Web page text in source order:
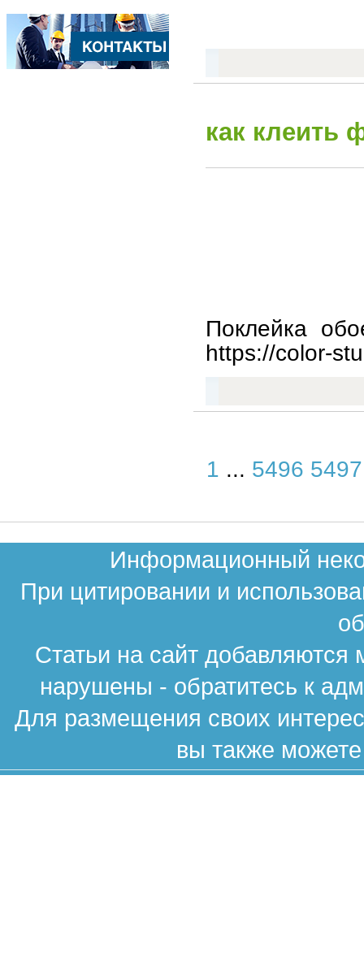
как клеить
Поклейка
https://color-
1 ... 5496 5497
Информационный
При цитировании и
Статьи на сайт
нарушены - обратитесь к
Для размещения своих
вы также